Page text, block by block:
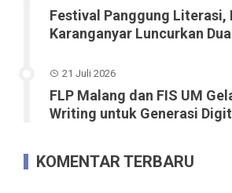
Festival Panggung Literasi,
Karanganyar Luncurkan
21 Juli 2026
FLP Malang dan FIS UM
Writing untuk Generasi
KOMENTAR TERBARU